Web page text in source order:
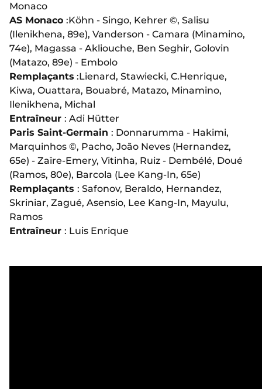
Monaco
AS Monaco :Köhn - Singo, Kehrer ©, Salisu
(Ilenikhena, 89e), Vanderson - Camara (Minamino,
74e), Magassa - Akliouche, Ben Seghir, Golovin
(Matazo, 89e) - Embolo
Remplaçants :Lienard, Stawiecki, C.Henrique,
Kiwa, Ouattara, Bouabré, Matazo, Minamino,
Ilenikhena, Michal
Entraîneur : Adi Hütter
Paris Saint-Germain : Donnarumma - Hakimi,
Marquinhos ©, Pacho, João Neves (Hernandez,
65e) - Zaïre-Emery, Vitinha, Ruiz - Dembélé, Doué
(Ramos, 80e), Barcola (Lee Kang-In, 65e)
Remplaçants : Safonov, Beraldo, Hernandez,
Skriniar, Zagué, Asensio, Lee Kang-In, Mayulu,
Ramos
Entraîneur : Luis Enrique